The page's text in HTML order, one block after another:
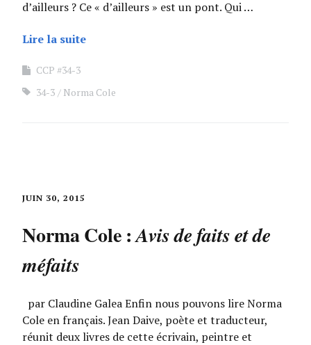
d’ailleurs ? Ce « d’ailleurs » est un pont. Qui …
Lire la suite
CCP #34-3
34-3
Norma Cole
JUIN 30, 2015
Norma Cole :Avis de faits et de
méfaits
par Claudine Galea Enfin nous pouvons lire Norma
Cole en français. Jean Daive, poète et traducteur,
réunit deux livres de cette écrivain, peintre et